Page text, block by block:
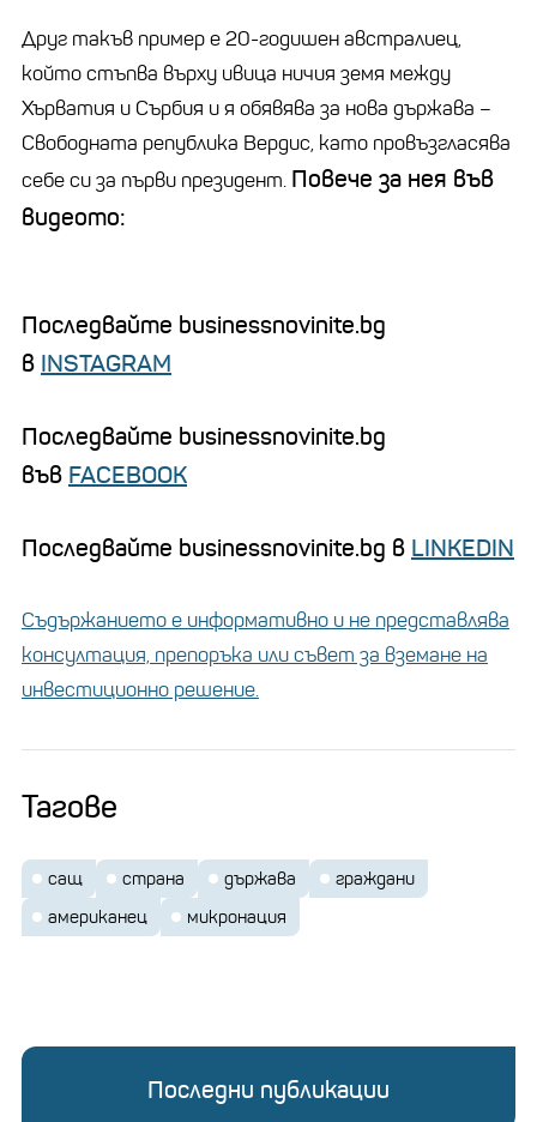
Друг такъв пример е 20-годишен австралиец,
който стъпва върху ивица ничия земя между
Хърватия и Сърбия и я обявява за нова държава –
Свободната република Вердис, като провъзгласява
себе си за първи президент. Повече за нея във
видеото:
Последвайте businessnovinite.bg
в INSTAGRAM
Последвайте businessnovinite.bg
във FACEBOOK
Последвайте businessnovinite.bg в LINKEDIN
Съдържанието е информативно и не представлява
консултация, препоръка или съвет за вземане на
инвестиционно решение.
Тагове
сащ страна държава
граждани
американец
микронация
Последни публикации